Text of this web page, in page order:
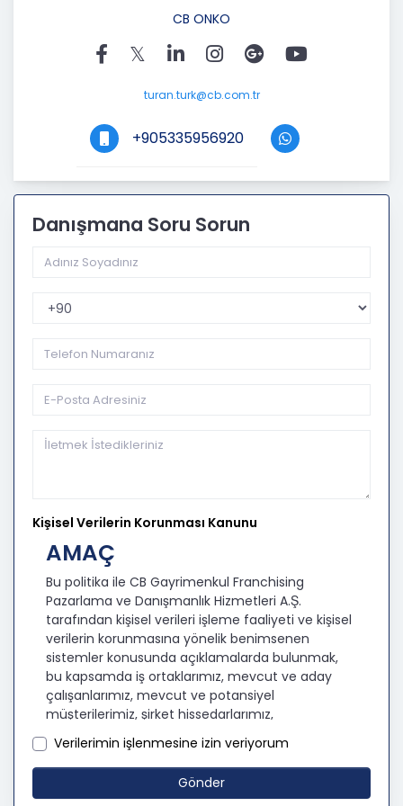
CB ONKO
turan.turk@cb.com.tr
+905335956920
Danışmana Soru Sorun
Telefon Kodu
Kişisel Verilerin Korunması Kanunu
AMAÇ
Bu politika ile CB Gayrimenkul Franchising
Pazarlama ve Danışmanlık Hizmetleri A.Ş.
tarafından kişisel verileri işleme faaliyeti ve kişisel
verilerin korunmasına yönelik benimsenen
sistemler konusunda açıklamalarda bulunmak,
bu kapsamda iş ortaklarımız, mevcut ve aday
çalışanlarımız, mevcut ve potansiyel
müşterilerimiz, şirket hissedarlarımız,
ziyaretçilerimiz ve üçüncü kişiler başta olmak
üzer kişisel verileri şirketimiz tarafından işlenen
kişilerin bilgilendirilerek şeffaflığın sağlanması
Verilerimin işlenmesine izin veriyorum
Gönder